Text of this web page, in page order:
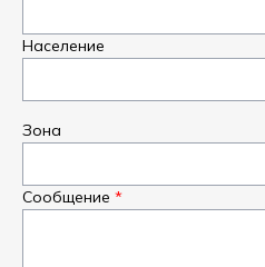
Население
Зона
Сообщение